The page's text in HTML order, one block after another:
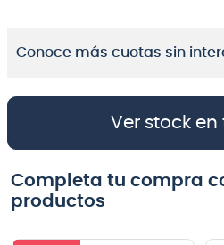
Conoce más cuotas sin
Ver stock
Completa tu compra
productos